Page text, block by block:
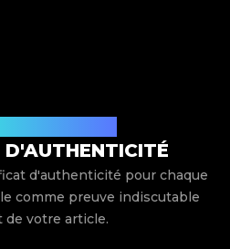
d'authenticité pour chaque
comme preuve indiscutable
de votre article.